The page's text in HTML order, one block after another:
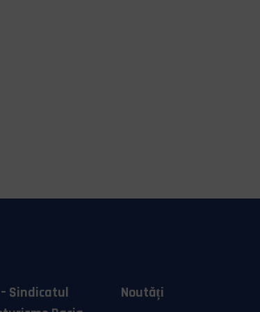
– Sindicatul
Noutăți